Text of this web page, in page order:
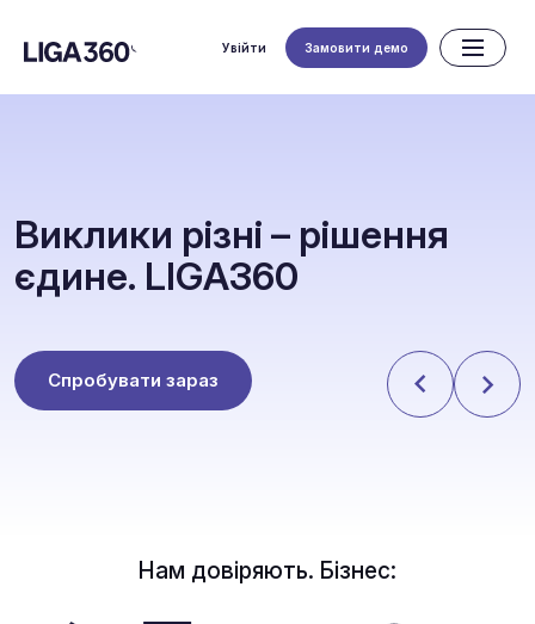
Увійти Замовити демо
Виклики різні – рішення
єдине. LIGA360
Спробувати зараз
Нам довіряють. Бізнес: